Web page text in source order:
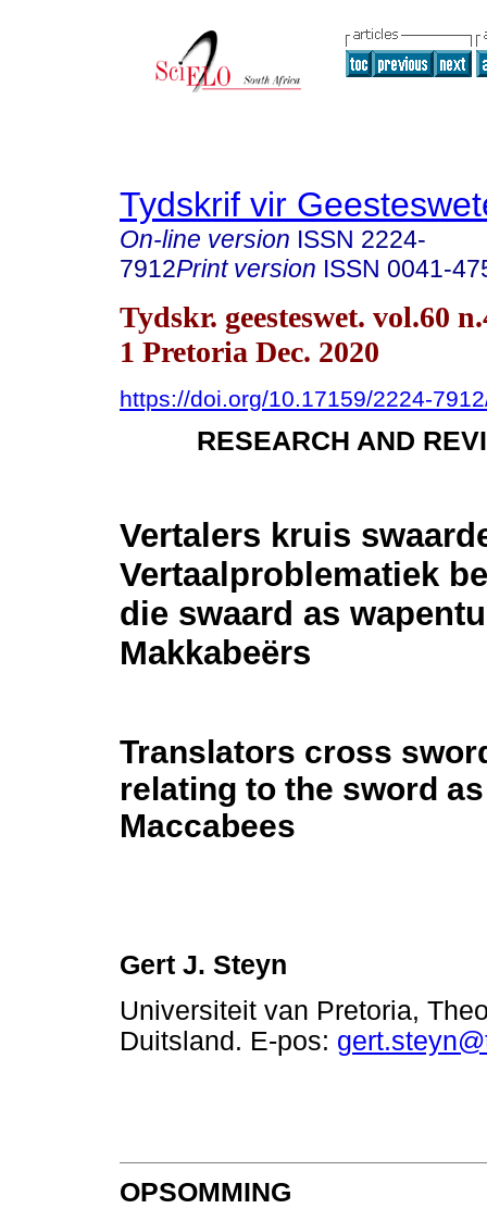
Tydskrif vir
On-line version ISSN 2224-
7912Print version ISSN 0041-
Tydskr. geesteswet. vol.60
1 Pretoria Dec. 2020
https://doi.org/10.17159/2224-
RESEARCH AND
Vertalers kruis
Vertaalproblematiek
die swaard as
Makkabeërs
Translators cross
relating to the sword
Maccabees
Gert J. Steyn
Universiteit van Pretoria,
Duitsland. E-pos:
OPSOMMING